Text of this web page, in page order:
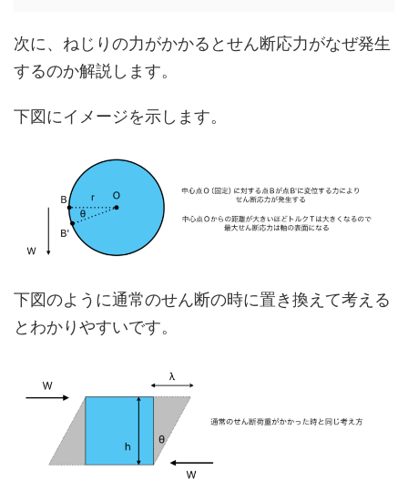
次に、ねじりの力がかかるとせん断応力がなぜ発生
するのか解説します。
下図にイメージを示します。
下図のように通常のせん断の時に置き換えて考える
とわかりやすいです。